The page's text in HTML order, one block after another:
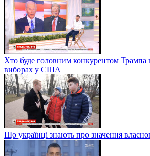
Хто буде головним конкурентом Трампа
виборах у США
Що українці знають про значення